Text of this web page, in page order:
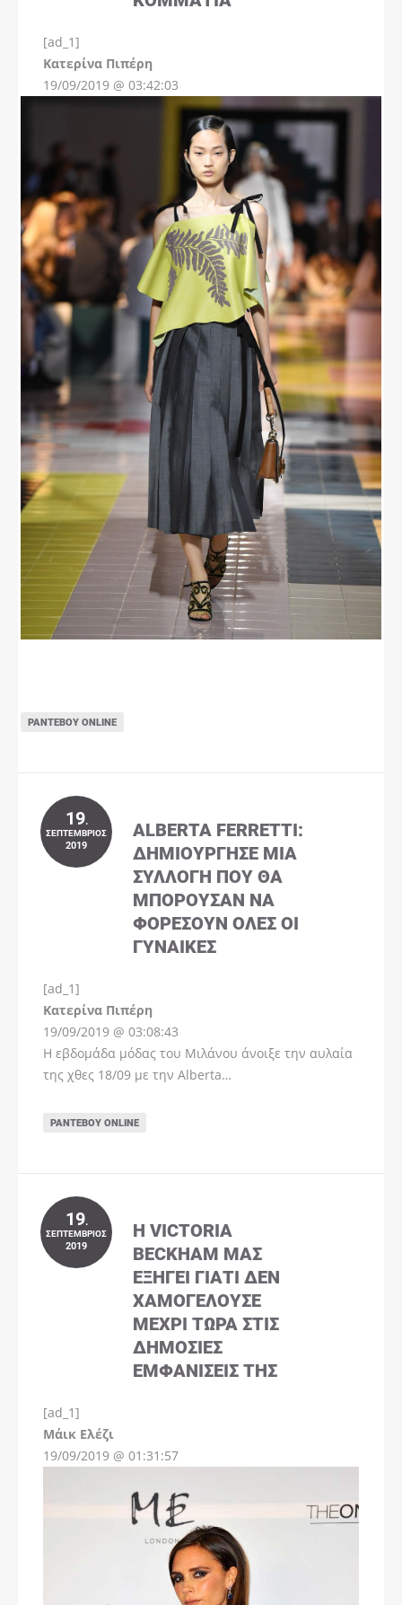
[ad_1]
Kατερίνα Πιπέρη
19/09/2019 @ 03:42:03
ΡΑΝΤΕΒΟΎ ONLINE
19.
ΣΕΠΤΈΜΒΡΙΟΣ
2019
ALBERTA FERRETTI:
ΔΗΜΙΟΎΡΓΗΣΕ ΜΊΑ
ΣΥΛΛΟΓΉ ΠΟΥ ΘΑ
ΜΠΟΡΟΎΣΑΝ ΝΑ
ΦΟΡΈΣΟΥΝ ΌΛΕΣ ΟΙ
ΓΥΝΑΊΚΕΣ
[ad_1]
Kατερίνα Πιπέρη
19/09/2019 @ 03:08:43
Η εβδομάδα μόδας του Μιλάνου άνοιξε την αυλαία
της χθες 18/09 με την Alberta…
ΡΑΝΤΕΒΟΎ ONLINE
19.
ΣΕΠΤΈΜΒΡΙΟΣ
2019
Η VICTORIA
BECKHAM ΜΑΣ
ΕΞΗΓΕΊ ΓΙΑΤΊ ΔΕΝ
ΧΑΜΟΓΕΛΟΎΣΕ
ΜΈΧΡΙ ΤΏΡΑ ΣΤΙΣ
ΔΗΜΌΣΙΕΣ
ΕΜΦΑΝΊΣΕΙΣ ΤΗΣ
[ad_1]
Μάικ Ελέζι
19/09/2019 @ 01:31:57